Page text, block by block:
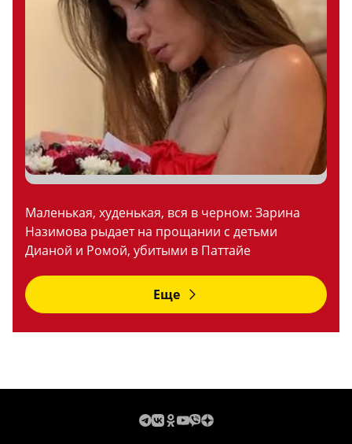
Маленькая, худенькая, вся в черном: Зарина
Назимова рыдает на прощании с детьми
Дианой и Ромой, убитыми в Паттайе
Еще